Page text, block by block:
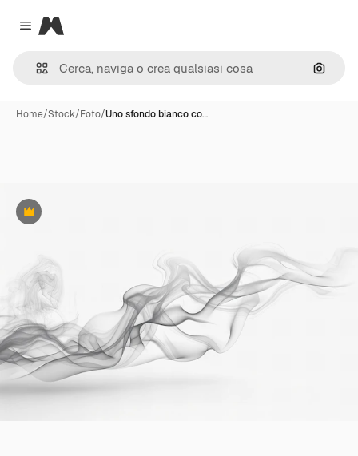
Close menu
Magnific
Cerca
Home/Stock/Foto/Uno sfondo bianco co…
Premium